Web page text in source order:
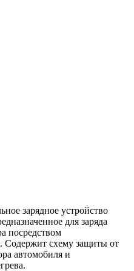
зарядное устройство
для заряда
посредством
Содержит схему защиты от
автомобиля и